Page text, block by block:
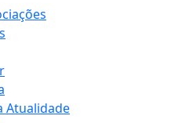
Atualidade